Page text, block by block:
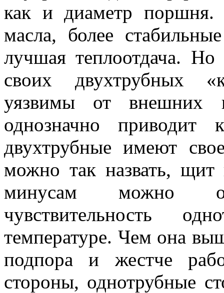
как и диаметр поршня.
масла, более
лучшая теплоотдача.
своих двухтрубных
уязвимы от внешних
однозначно приводит
двухтрубные имеют
можно так назвать,
минусам можно
чувствительность
температуре. Чем она
подпора и жестче
стороны, однотрубные